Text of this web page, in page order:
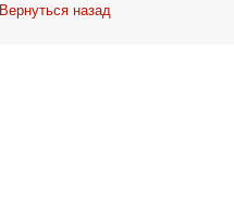
Вернуться назад